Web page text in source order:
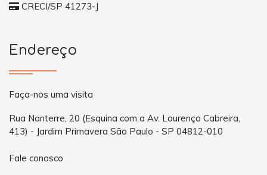
CRECI/SP 41273-J
Endereço
Faça-nos uma visita
Rua Nanterre, 20 (Esquina com a Av. Lourenço Cabreira,
413) - Jardim Primavera São Paulo - SP 04812-010
Fale conosco